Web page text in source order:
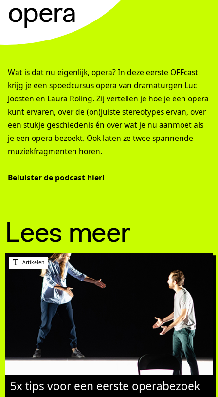
opera
Wat is dat nu eigenlijk, opera? In deze eerste OFFcast
krijg je een spoedcursus opera van dramaturgen Luc
Joosten en Laura Roling. Zij vertellen je hoe je een opera
kunt ervaren, over de (on)juiste stereotypes ervan, over
een stukje geschiedenis én over wat je nu aanmoet als
je een opera bezoekt. Ook laten ze twee spannende
muziekfragmenten horen.
Beluister de podcast hier!
Lees meer
Artikelen
5x tips voor een eerste operabezoek